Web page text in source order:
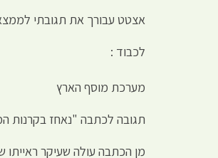
אצטט עבורך את תגובתי לממצאי
לכבוד :
מערכת מוסף הארץ
תגובה לכתבה "נאחז בקרנות המזבח" מה-
מן הכתבה עולה שעיקר